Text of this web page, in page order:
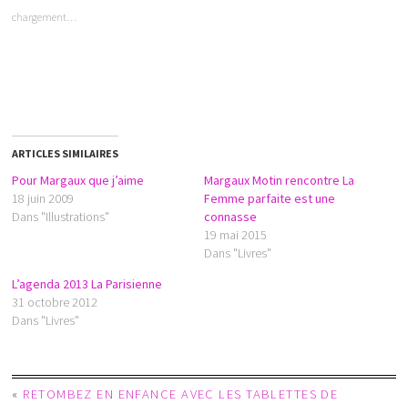
chargement…
ARTICLES SIMILAIRES
Pour Margaux que j’aime
18 juin 2009
Dans "Illustrations"
Margaux Motin rencontre La
Femme parfaite est une
connasse
19 mai 2015
Dans "Livres"
L’agenda 2013 La Parisienne
31 octobre 2012
Dans "Livres"
« RETOMBEZ EN ENFANCE AVEC LES TABLETTES DE